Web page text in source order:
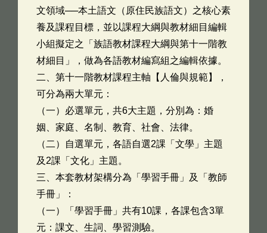
文領域──本土語文（原住民族語文）之核心素
養及課程目標，並以課程大綱與教材細目編輯
小組擬定之「族語教材課程大綱與第十一階教
材細目」，做為各語教材編寫組之編輯依據。
二、第十一階教材課程主軸【人倫與規範】，
可分為兩大單元：
（一）必選單元，共6大主題，分別為：婚
姻、家庭、名制、教育、社會、法律。
（二）自選單元，各語自選2課「文學」主題
及2課「文化」主題。
三、本套教材架構分為「學習手冊」及「教師
手冊」：
（一）「學習手冊」共有10課，各課包含3單
元：課文、生詞、學習測驗。